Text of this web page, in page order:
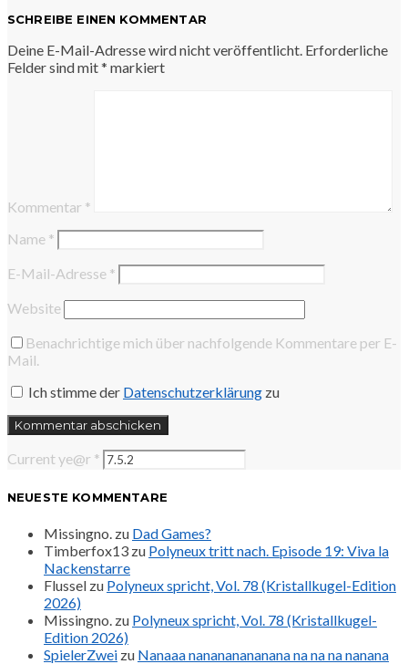
SCHREIBE EINEN KOMMENTAR
Deine E-Mail-Adresse wird nicht veröffentlicht. Erforderliche
Felder sind mit* markiert
Kommentar *
Name *
E-Mail-Adresse *
Website
Benachrichtige mich über nachfolgende Kommentare per E-
Mail.
Ich stimme der Datenschutzerklärung zu
Current ye@r *
NEUESTE KOMMENTARE
Missingno. zu Dad Games?
Timberfox13 zu Polyneux tritt nach. Episode 19: Viva la
Nackenstarre
Flussel zu Polyneux spricht, Vol. 78 (Kristallkugel-Edition
2026)
Missingno. zu Polyneux spricht, Vol. 78 (Kristallkugel-
Edition 2026)
SpielerZwei zu Nanaaa nanananananana na na na nanana